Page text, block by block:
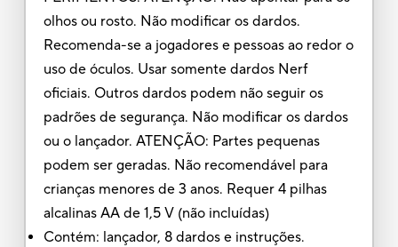
olhos ou rosto. Não modificar os dardos.
Recomenda-se a jogadores e pessoas ao redor o
uso de óculos. Usar somente dardos Nerf
oficiais. Outros dardos podem não seguir os
padrões de segurança. Não modificar os dardos
ou o lançador. ATENÇÃO: Partes pequenas
podem ser geradas. Não recomendável para
crianças menores de 3 anos. Requer 4 pilhas
alcalinas AA de 1,5 V (não incluídas)
Contém: lançador, 8 dardos e instruções.